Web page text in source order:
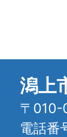
潟上
〒010-
電話番